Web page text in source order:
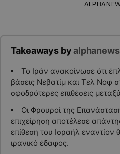
Takeaways by
Το Ιράν ανακοίνωσε ότι
βάσεις Νεβατίμ και Τελ Νοφ
σφοδρότερες επιθέσεις
Οι Φρουροί της
επιχείρηση αποτέλεσε
επίθεση του Ισραήλ
ιρανικό έδαφος.